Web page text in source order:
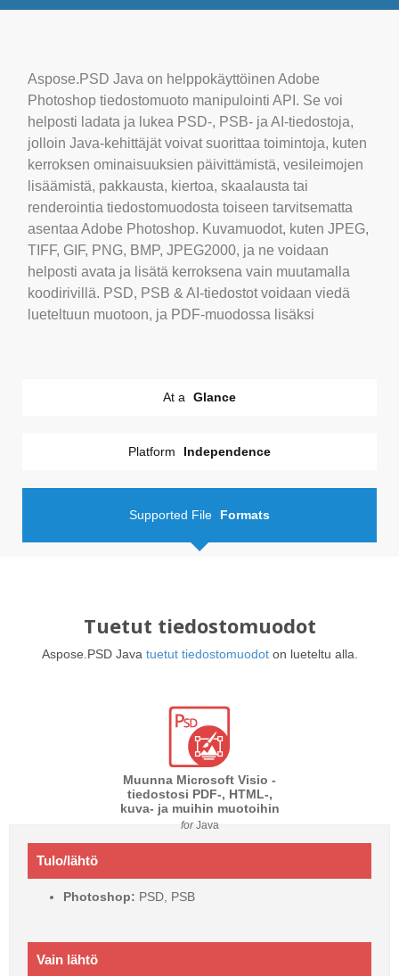
Aspose.PSD Java on helppokäyttöinen Adobe
Photoshop tiedostomuoto manipulointi API. Se voi
helposti ladata ja lukea PSD-, PSB- ja AI-tiedostoja,
jolloin Java-kehittäjät voivat suorittaa toimintoja, kuten
kerroksen ominaisuuksien päivittämistä, vesileimojen
lisäämistä, pakkausta, kiertoa, skaalausta tai
renderointia tiedostomuodosta toiseen tarvitsematta
asentaa Adobe Photoshop. Kuvamuodot, kuten JPEG,
TIFF, GIF, PNG, BMP, JPEG2000, ja ne voidaan
helposti avata ja lisätä kerroksena vain muutamalla
koodirivillä. PSD, PSB & AI-tiedostot voidaan viedä
lueteltuun muotoon, ja PDF-muodossa lisäksi
At a Glance
Platform Independence
Supported File Formats
Tuetut tiedostomuodot
Aspose.PSD Java tuetut tiedostomuodoton lueteltu alla.
Tulo/lähtö
Photoshop: PSD, PSB
Vain lähtö
Muunna Microsoft Visio -
tiedostosi PDF-, HTML-,
kuva- ja muihin muotoihin
forJava